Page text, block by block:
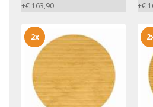
+€ 163,90
+€
2x